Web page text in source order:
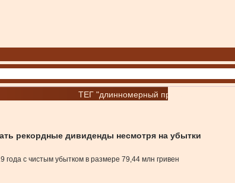
ТЕГ "длинномерный прокат"
рекордные дивиденды несмотря на убытки
года с чистым убытком в размере 79,44 млн гривен